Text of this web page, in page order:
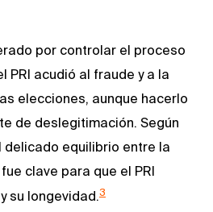
por controlar el proceso
PRI acudió al fraude y a la
elecciones, aunque hacerlo
de deslegitimación. Según
delicado equilibrio entre la
clave para que el PRI
su longevidad.3